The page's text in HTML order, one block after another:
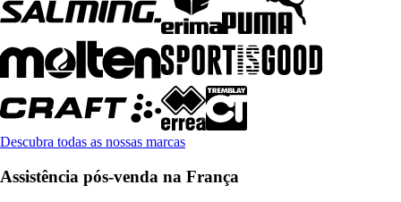
Descubra todas as nossas marcas
Assistência pós-venda na França